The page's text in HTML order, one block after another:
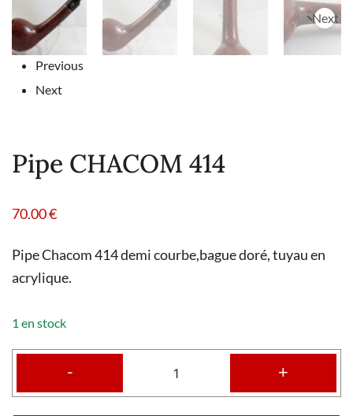
Next
Previous
Next
Pipe CHACOM 414
70.00€
Pipe Chacom 414 demi courbe,bague doré, tuyau en
acrylique.
1 en stock
- +